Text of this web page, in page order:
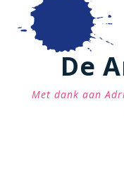
De
Met dank aan